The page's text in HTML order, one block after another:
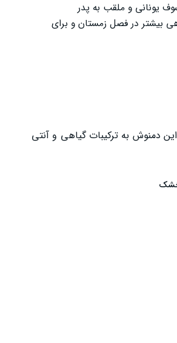
یونانی و ملقب به پدر
بیشتر در فصل زمستان و برای
دمنوش به ترکیبات گیاهی و آنتی‌